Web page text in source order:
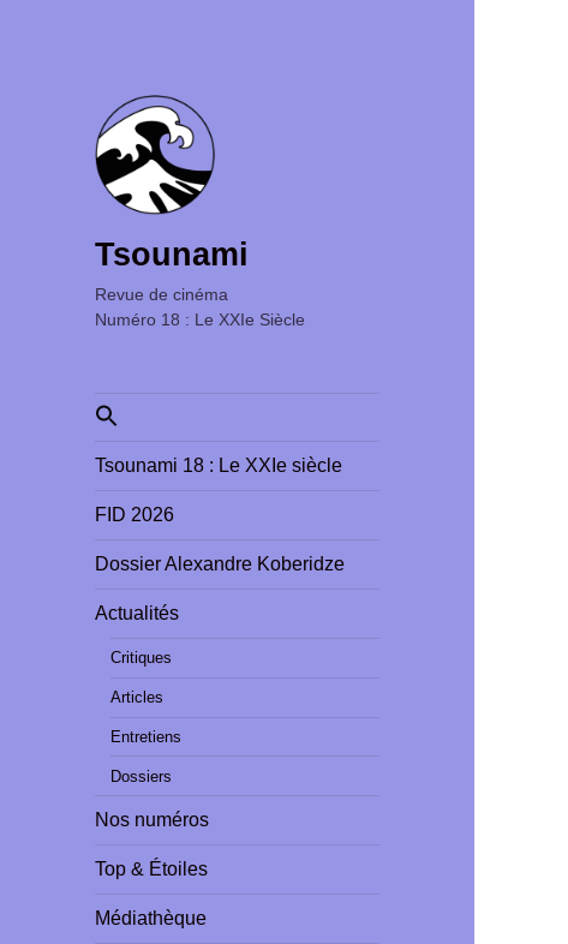
Tsounami
Revue de cinéma ‎ ‎ ‎ ‎ ‎ ‎ ‎ ‎ ‎ ‎ ‎ ‎ ‎ ‎ ‎ ‎ ‎ ‎ ‎ ‎ ‎ ‎ ‎ ‎ ‎ ‎
Numéro 18 : Le XXIe Siècle
Search
for:
Tsounami 18 : Le XXIe siècle
FID 2026
Dossier Alexandre Koberidze
Actualités
Critiques
Articles
Entretiens
Dossiers
Nos numéros
Top & Étoiles
Médiathèque